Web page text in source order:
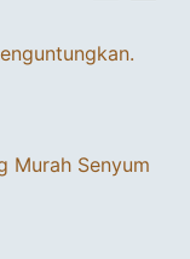
Murah Senyum